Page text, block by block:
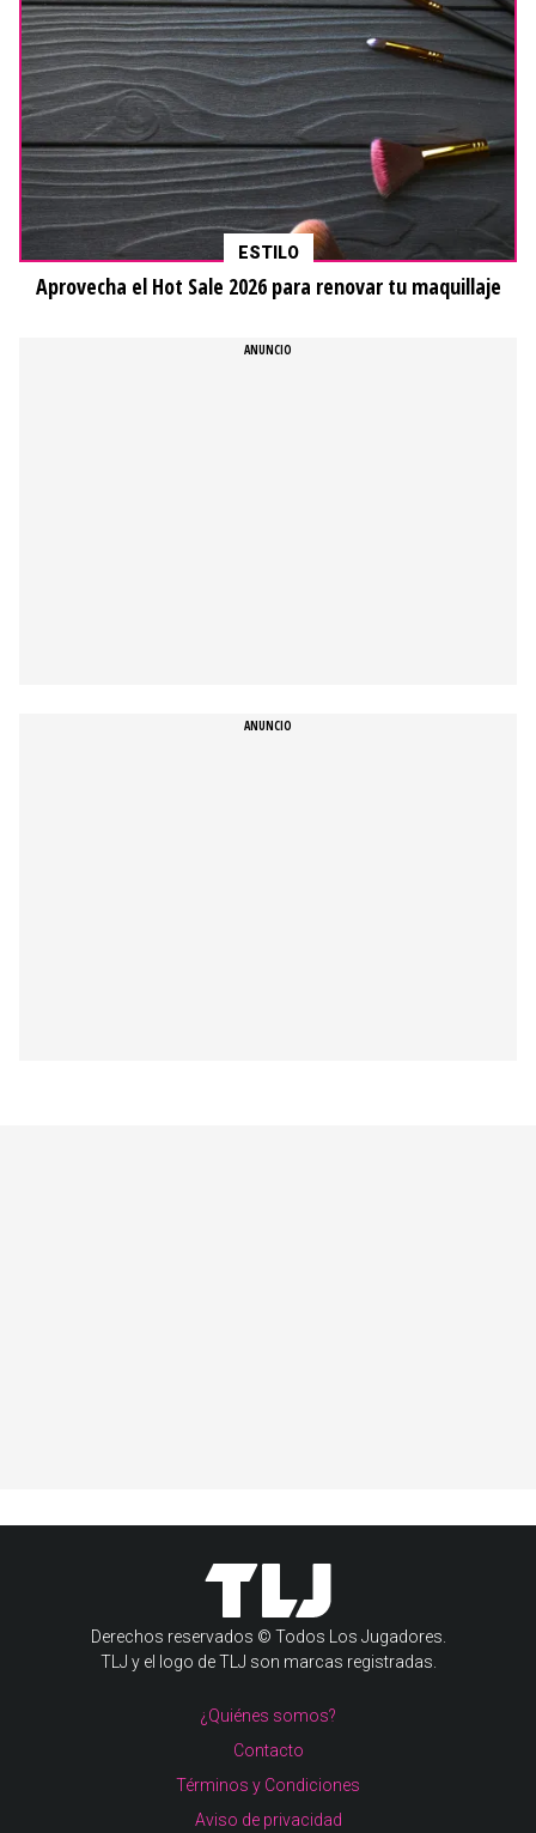
ESTILO
Aprovecha el Hot Sale 2026 para renovar tu maquillaje
Derechos reservados © Todos Los Jugadores.
TLJ y el logo de TLJ son marcas registradas.
¿Quiénes somos?
Contacto
Términos y Condiciones
Aviso de privacidad